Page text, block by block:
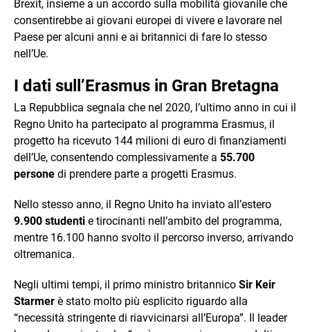
Brexit, insieme a un accordo sulla mobilità giovanile che
consentirebbe ai giovani europei di vivere e lavorare nel
Paese per alcuni anni e ai britannici di fare lo stesso
nell’Ue.
I dati sull’Erasmus in Gran Bretagna
La Repubblica segnala che nel 2020, l’ultimo anno in cui il
Regno Unito ha partecipato al programma Erasmus, il
progetto ha ricevuto 144 milioni di euro di finanziamenti
dell’Ue, consentendo complessivamente a 55.700
persone di prendere parte a progetti Erasmus.
Nello stesso anno, il Regno Unito ha inviato all’estero
9.900 studenti e tirocinanti nell’ambito del programma,
mentre 16.100 hanno svolto il percorso inverso, arrivando
oltremanica.
Negli ultimi tempi, il primo ministro britannico Sir Keir
Starmer è stato molto più esplicito riguardo alla
“necessità stringente di riavvicinarsi all’Europa”. Il leader